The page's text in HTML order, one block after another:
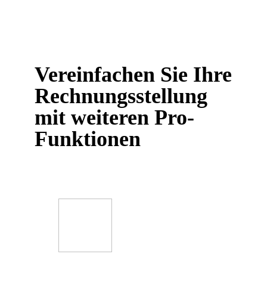
Vereinfachen Sie Ihre
Rechnungsstellung
mit weiteren Pro-
Funktionen